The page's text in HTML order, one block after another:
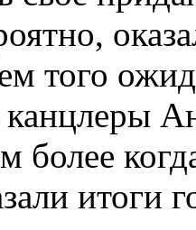
того
канцлеры
более
итоги